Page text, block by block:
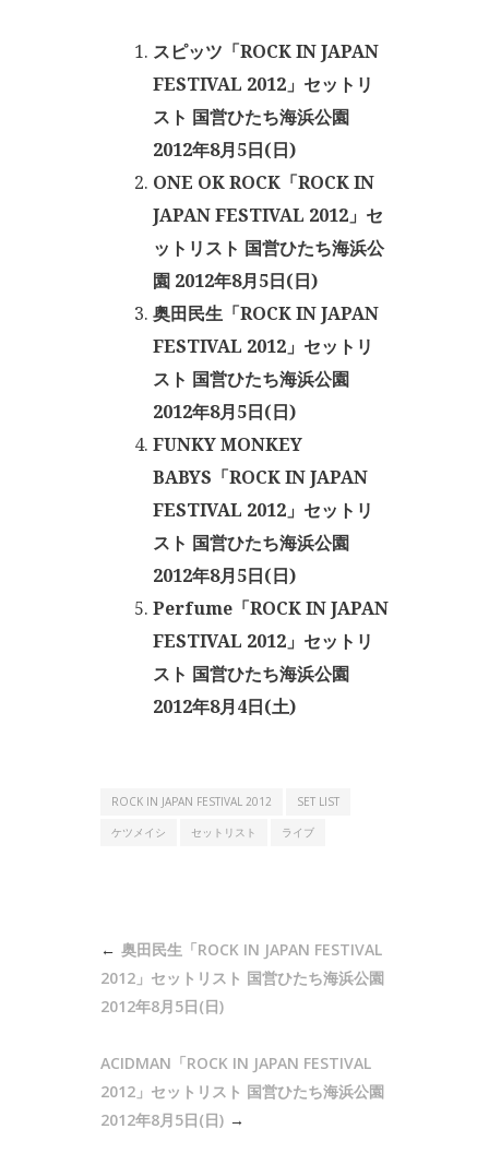
スピッツ「ROCK IN JAPAN
FESTIVAL 2012」セットリ
スト 国営ひたち海浜公園
2012年8月5日(日)
ONE OK ROCK「ROCK IN
JAPAN FESTIVAL 2012」セ
ットリスト 国営ひたち海浜公
園 2012年8月5日(日)
奥田民生「ROCK IN JAPAN
FESTIVAL 2012」セットリ
スト 国営ひたち海浜公園
2012年8月5日(日)
FUNKY MONKEY
BABYS「ROCK IN JAPAN
FESTIVAL 2012」セットリ
スト 国営ひたち海浜公園
2012年8月5日(日)
Perfume「ROCK IN JAPAN
FESTIVAL 2012」セットリ
スト 国営ひたち海浜公園
2012年8月4日(土)
ROCK IN JAPAN FESTIVAL 2012
SET LIST
ケツメイシ
セットリスト ライブ
奥田民生「ROCK IN JAPAN FESTIVAL
2012」セットリスト 国営ひたち海浜公園
2012年8月5日(日)
ACIDMAN「ROCK IN JAPAN FESTIVAL
2012」セットリスト 国営ひたち海浜公園
2012年8月5日(日)